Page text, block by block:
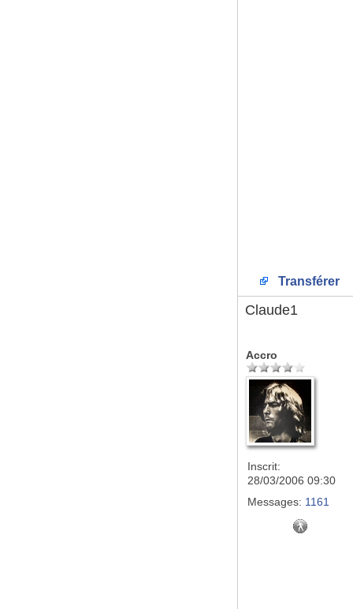
Transférer
Claude1
Accro
Inscrit:
28/03/2006 09:30
Messages: 1161